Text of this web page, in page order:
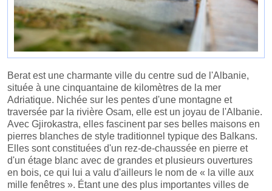
Berat est une charmante ville du centre sud de l'Albanie,
située à une cinquantaine de kilomètres de la mer
Adriatique. Nichée sur les pentes d'une montagne et
traversée par la rivière Osam, elle est un joyau de l'Albanie.
Avec Gjirokastra, elles fascinent par ses belles maisons en
pierres blanches de style traditionnel typique des Balkans.
Elles sont constituées d'un rez-de-chaussée en pierre et
d'un étage blanc avec de grandes et plusieurs ouvertures
en bois, ce qui lui a valu d'ailleurs le nom de « la ville aux
mille fenêtres ». Étant une des plus importantes villes de